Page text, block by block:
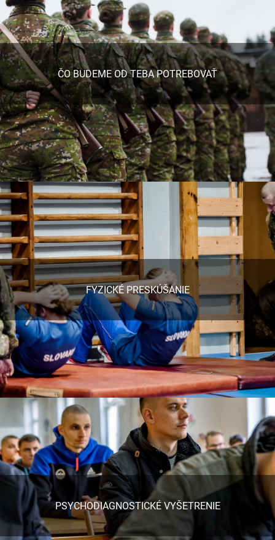
ČO BUDEME OD TEBA POTREBOVAŤ
FYZICKÉ PRESKÚŠANIE
PSYCHODIAGNOSTICKÉ VYŠETRENIE